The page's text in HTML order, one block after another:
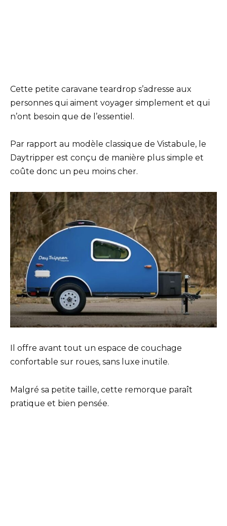
Cette petite caravane teardrop s’adresse aux
personnes qui aiment voyager simplement et qui
n’ont besoin que de l’essentiel.
Par rapport au modèle classique de Vistabule, le
Daytripper est conçu de manière plus simple et
coûte donc un peu moins cher.
Il offre avant tout un espace de couchage
confortable sur roues, sans luxe inutile.
Malgré sa petite taille, cette remorque paraît
pratique et bien pensée.